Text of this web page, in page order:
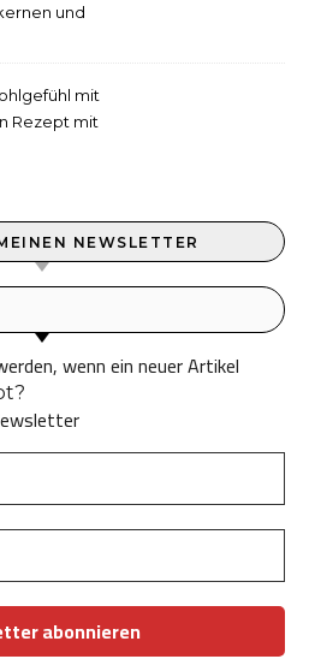
und
mit
Rezept mit
NEWSLETTER
wenn ein neuer Artikel